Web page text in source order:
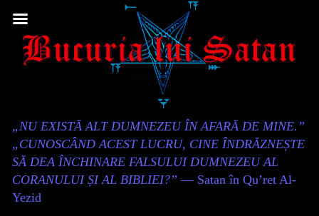
to
Content
Header
„NU EXISTĂ ALT DUMNEZEU ÎN AFARĂ DE MINE.”
„CUNOSCÂND ACEST LUCRU, CINE ÎNDRĂZNEȘTE
SĂ DEA ÎNCHINARE FALSULUI DUMNEZEU AL
CORANULUI ȘI AL BIBLIEI?” — Satan în Qu’ret Al-
Yezid